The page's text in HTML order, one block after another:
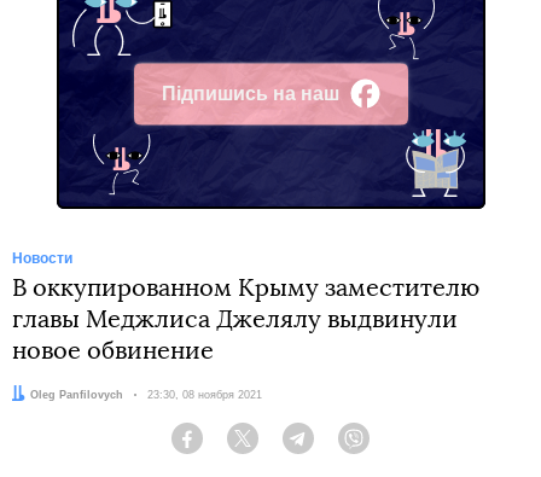
Підпишись на наш
Facebook
Новости
В оккупированном Крыму заместителю
главы Меджлиса Джелялу выдвинули
новое обвинение
Автор:
Oleg Panfilovych Дата:
23:30, 08 ноября 2021
Facebook Twitter Telegram